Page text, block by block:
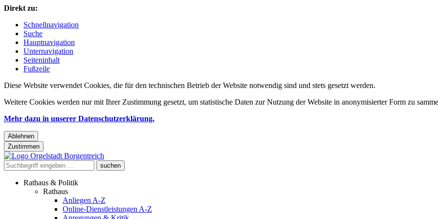
Direkt zu:
Schnellnavigation
Suche
Hauptnavigation
Unternavigation
Seiteninhalt
Fußzeile
Diese Website verwendet Cookies, die für den technischen Betrieb der Website notwendig sind und stets gesetzt werden.
Weitere Cookies werden nur mit Ihrer Zustimmung gesetzt, um statistische Daten zur Nutzung der Website in anonymisierter Form zu
Mehr dazu in unserer Datenschutzerklärung.
Ablehnen
Zustimmen
Rathaus & Politik
Rathaus
Anliegen A-Z
Online-Dienstleistungen A-Z